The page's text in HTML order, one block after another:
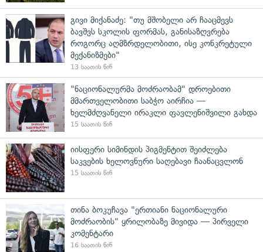
გივი მიქანაძე: "თუ მშობელი არ ჩააცმევს
ბავშვს სკოლის ფორმას, განისაზღვრება
როგორც აღმზრდელობითი, ისე კონკრეტული
მექანიზმები"
13 საათის წინ
"ნაციონალურმა მოძრაობამ" დროებითი
მმართველობითი საბჭო აირჩია —
ხელმძღვანელი ირაკლი ფავლენიშვილი გახდა
15 საათის წინ
იისფერი სიმინდის პიგმენტით შეიძლება
საკვების ხელოვნური საღებავი ჩაანაცვლონ
15 საათის წინ
თინა ბოკუჩავა "ერთიანი ნაციონალური
მოძრაობის" ყრილობაზე მივიდა — პირველი
კომენტარი
16 საათის წინ